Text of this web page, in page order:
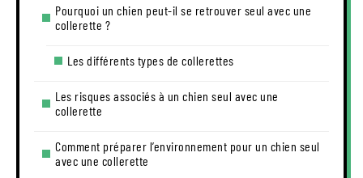
Pourquoi un chien peut-il se retrouver seul avec une
collerette ?
Les différents types de collerettes
Les risques associés à un chien seul avec une
collerette
Comment préparer l’environnement pour un chien seul
avec une collerette